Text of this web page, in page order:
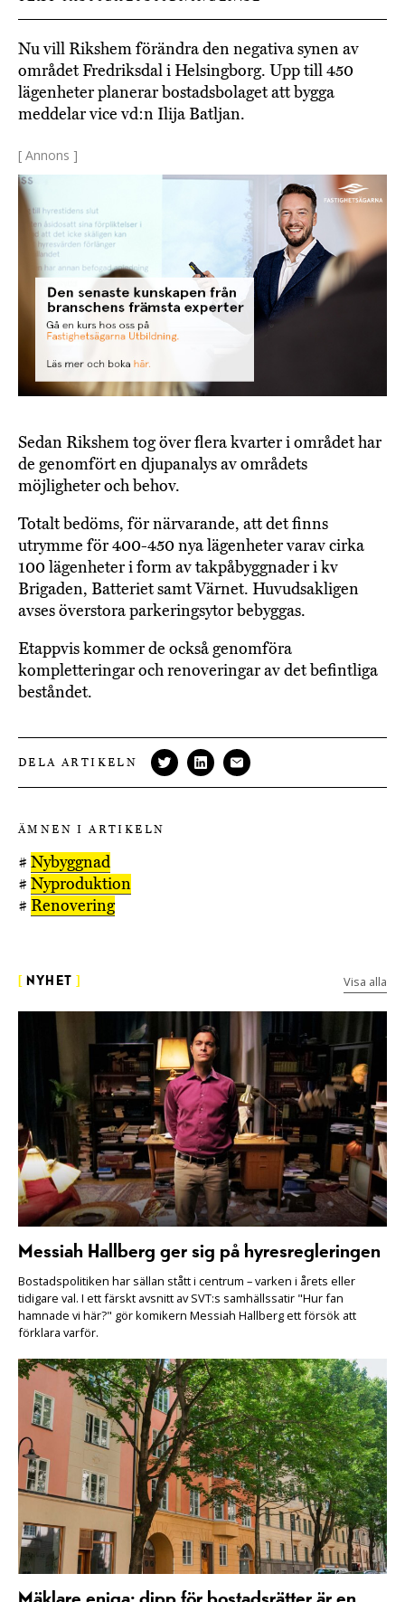
Nu vill Rikshem förändra den negativa synen av
området Fredriksdal i Helsingborg. Upp till 450
lägenheter planerar bostadsbolaget att bygga
meddelar vice vd:n Ilija Batljan.
[ Annons ]
Sedan Rikshem tog över flera kvarter i området har
de genomfört en djupanalys av områdets
möjligheter och behov.
Totalt bedöms, för närvarande, att det finns
utrymme för 400-450 nya lägenheter varav cirka
100 lägenheter i form av takpåbyggnader i kv
Brigaden, Batteriet samt Värnet. Huvudsakligen
avses överstora parkeringsytor bebyggas.
Etappvis kommer de också genomföra
kompletteringar och renoveringar av det befintliga
beståndet.
DELA ARTIKELN
ÄMNEN I ARTIKELN
# Nybyggnad
# Nyproduktion
# Renovering
NYHET Visa alla
Messiah Hallberg ger sig på hyresregleringen
Bostadspolitiken har sällan stått i centrum – varken i årets eller
tidigare val. I ett färskt avsnitt av SVT:s samhällssatir "Hur fan
hamnade vi här?" gör komikern Messiah Hallberg ett försök att
förklara varför.